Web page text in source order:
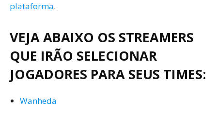
plataforma.
VEJA ABAIXO OS STREAMERS
QUE IRÃO SELECIONAR
JOGADORES PARA SEUS TIMES:
Wanheda